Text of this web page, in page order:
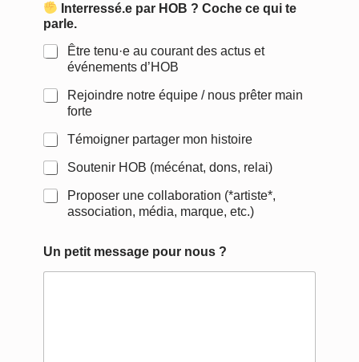
Interressé.e par HOB ? Coche ce qui te
parle.
Être tenu·e au courant des actus et
événements d’HOB
Rejoindre notre équipe / nous prêter main
forte
Témoigner partager mon histoire
Soutenir HOB (mécénat, dons, relai)
Proposer une collaboration (*artiste*,
association, média, marque, etc.)
Un petit message pour nous ?